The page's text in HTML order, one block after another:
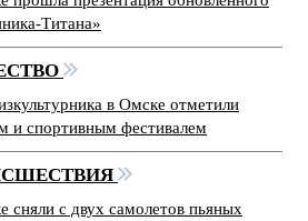
Титана»
в Омске отметили
и спортивным фестивалем
сняли с двух самолетов пьяных